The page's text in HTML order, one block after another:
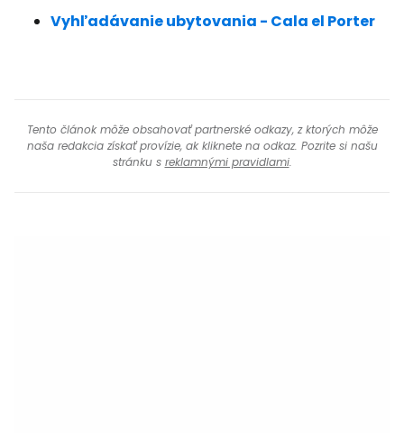
Vyhľadávanie ubytovania - Cala el Porter
Tento článok môže obsahovať partnerské odkazy, z ktorých môže
naša redakcia získať provízie, ak kliknete na odkaz. Pozrite si našu
stránku s reklamnými pravidlami.